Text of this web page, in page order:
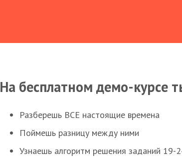
На бесплатном демо-курсе
Разберешь ВСЕ настоящие времена
Поймешь разницу между ними
Узнаешь алгоритм решения заданий 19-